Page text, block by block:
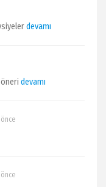
devamı
devamı